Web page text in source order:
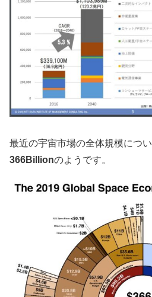
最近の宇宙市場の全体規模につ
366Billionのようです。